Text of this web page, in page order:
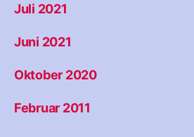
Juli 2021
Juni 2021
Oktober 2020
Februar 2011